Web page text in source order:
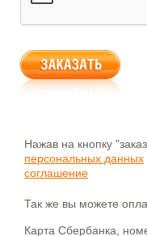
Нажав на кнопку
персональных данных
соглашение
Так же вы можете
Карта Сбербанка,